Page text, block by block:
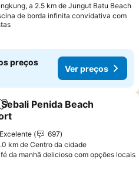
a 2.5 km de Jungut Batu Beach
de borda infinita convidativa com
preços
Ver preços
Adicionar aos favoritos
Penida Beach
Excelente
697
km de Centro da cidade
da manhã delicioso com opções locais